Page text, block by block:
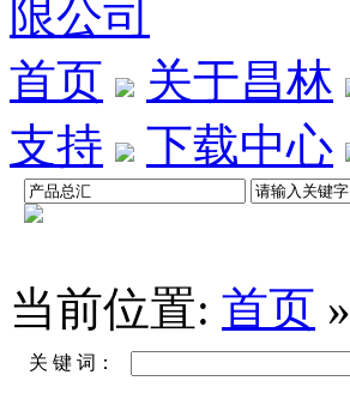
首页 关于昌林
支持
下载中心
当前位置: 首页 »
关 键 词：